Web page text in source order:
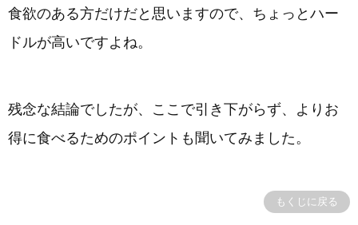
食欲のある方だけだと思いますので、ちょっとハー
ドルが高いですよね。
残念な結論でしたが、ここで引き下がらず、よりお
得に食べるためのポイントも聞いてみました。
もくじに戻る